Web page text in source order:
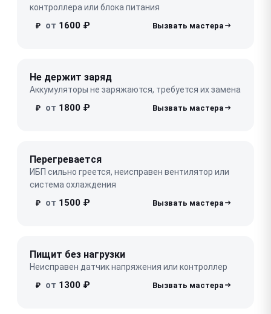
контроллера или блока питания
₽ от 1600 ₽
Не держит заряд
Аккумуляторы не заряжаются, требуется их замена
₽ от 1800 ₽
Перегревается
ИБП сильно греется, неисправен вентилятор или
система охлаждения
₽ от 1500 ₽
Пищит без нагрузки
Неисправен датчик напряжения или контроллер
₽ от 1300 ₽